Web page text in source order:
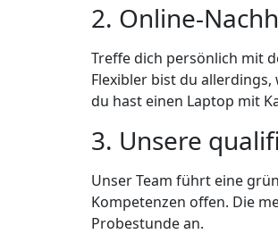
2. Online-
Treffe dich persönlich mit
Flexibler bist du
du hast einen Laptop mit
3. Unsere
Unser Team führt eine
Kompetenzen offen. Die
Probestunde an.